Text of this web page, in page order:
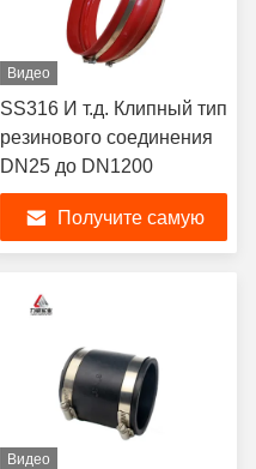
Видео
SS316 И т.д. Клипный тип
резинового соединения
DN25 до DN1200
Получите самую
Видео